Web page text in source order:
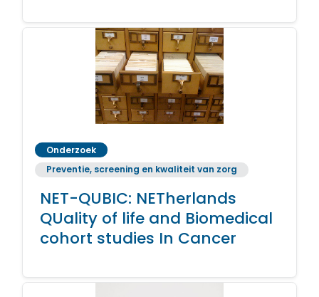
Onderzoek
Preventie, screening en kwaliteit van zorg
NET-QUBIC: NETherlands
QUality of life and Biomedical
cohort studies In Cancer